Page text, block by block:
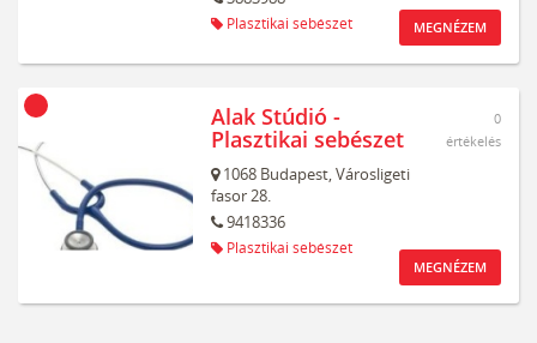
Plasztikai sebészet MEGNÉZEM
Alak Stúdió -
Plasztikai sebészet
1068 Budapest,Városligeti
fasor 28.
9418336
Plasztikai sebészet
0
értékelés
MEGNÉZEM